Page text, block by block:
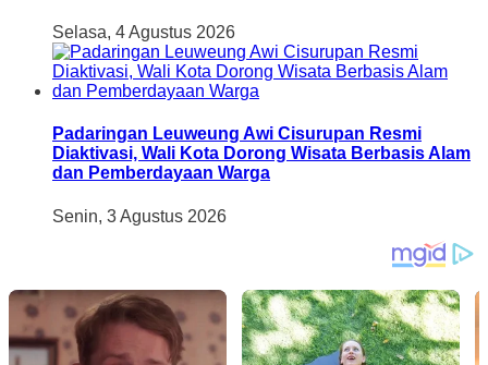
Selasa, 4 Agustus 2026
Padaringan Leuweung Awi Cisurupan Resmi
Diaktivasi, Wali Kota Dorong Wisata Berbasis Alam
dan Pemberdayaan Warga
Senin, 3 Agustus 2026